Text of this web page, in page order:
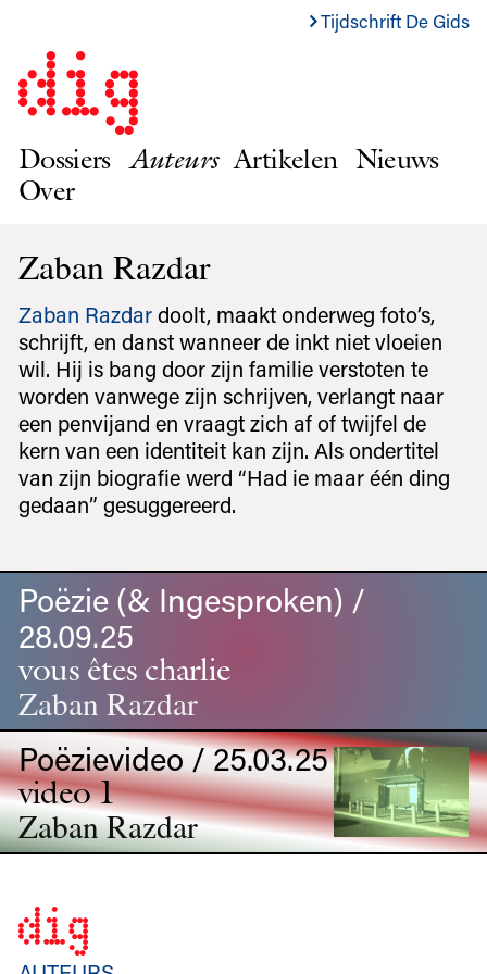
Tijdschrift De Gids
Dossiers Auteurs Artikelen Nieuws
Over
Zaban Razdar
Zaban Razdardoolt, maakt onderweg foto’s,
schrijft, en danst wanneer de inkt niet vloeien
wil. Hij is bang door zijn familie verstoten te
worden vanwege zijn schrijven, verlangt naar
een penvijand en vraagt zich af of twijfel de
kern van een identiteit kan zijn. Als ondertitel
van zijn biografie werd “Had ie maar één ding
gedaan” gesuggereerd.
Poëzie (& Ingesproken) /
28.09.25
vous êtes charlie
Zaban Razdar
Poëzievideo / 25.03.25
video 1
Zaban Razdar